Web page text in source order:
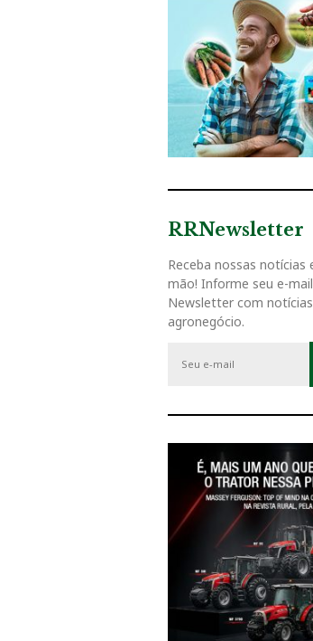
RRNewsletter
Receba nossas notícias
mão! Informe seu e-
Newsletter com
agronegócio.